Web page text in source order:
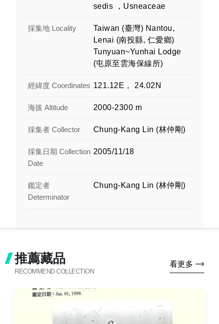
sedis ，Usneaceae
採集地 Locality
Taiwan (臺灣) Nantou,
Lenai (南投縣, 仁愛鄉)
Tunyuan~Yunhai Lodge
(屯原至雲海保線所)
經緯度 Coordinates 121.12E， 24.02N
海拔 Altitude 2000-2300 m
採集者 Collector Chung-Kang Lin (林仲剛)
採集日期 Collection
Date
2005/11/18
鑑定者
Determinator
Chung-Kang Lin (林仲剛)
推薦藏品
RECOMMEND COLLECTION
看更多